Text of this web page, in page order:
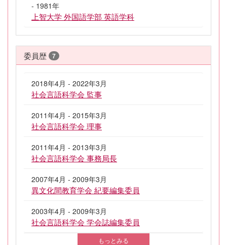
- 1981年
上智大学 外国語学部 英語学科
委員歴 7
2018年4月 - 2022年3月
社会言語科学会 監事
2011年4月 - 2015年3月
社会言語科学会 理事
2011年4月 - 2013年3月
社会言語科学会 事務局長
2007年4月 - 2009年3月
異文化間教育学会 紀要編集委員
2003年4月 - 2009年3月
社会言語科学会 学会誌編集委員
もっとみる